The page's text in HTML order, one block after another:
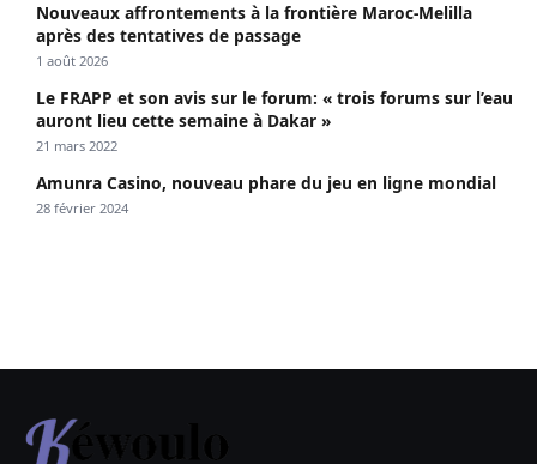
Nouveaux affrontements à la frontière Maroc-Melilla
après des tentatives de passage
1 août 2026
Le FRAPP et son avis sur le forum: « trois forums sur l’eau
auront lieu cette semaine à Dakar »
21 mars 2022
Amunra Casino, nouveau phare du jeu en ligne mondial
28 février 2024